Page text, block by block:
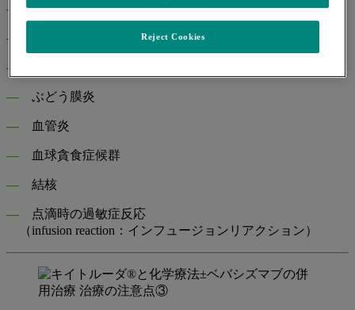
―赤芽球癆
―
―
― ぶどう膜炎
― 血管炎
― 血球貪食症候群
― 結核
―
点滴時の過敏症反応
（infusion reaction：インフュージョンリアクション）
Reject Cookies